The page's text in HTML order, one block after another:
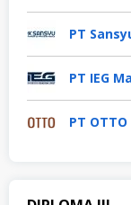
PT
PT IEG
PT